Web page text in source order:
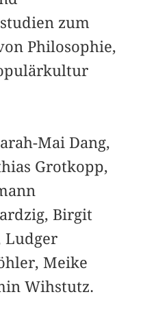
zum
Philosophie,
Mai Dang,
Grotkopp,
Birgit
Ludger
Meike
Wihstutz.